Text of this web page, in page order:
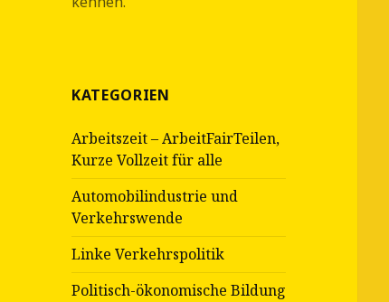
KATEGORIEN
Arbeitszeit – ArbeitFairTeilen,
Kurze Vollzeit für alle
Automobilindustrie und
Verkehrswende
Linke Verkehrspolitik
Politisch-ökonomische Bildung